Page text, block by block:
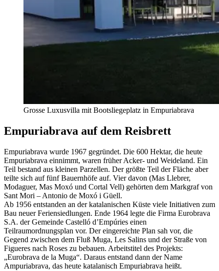
Grosse Luxusvilla mit Bootsliegeplatz in Empuriabrava
Empuriabrava auf dem Reisbrett
Empuriabrava wurde 1967 gegründet. Die 600 Hektar, die heute
Empuriabrava einnimmt, waren früher Acker- und Weideland. Ein
Teil bestand aus kleinen Parzellen. Der größte Teil der Fläche aber
teilte sich auf fünf Bauernhöfe auf. Vier davon (Mas Llebrer,
Modaguer, Mas Moxó und Cortal Vell) gehörten dem Markgraf von
Sant Mori – Antonio de Moxó i Güell.
Ab 1956 entstanden an der katalanischen Küste viele Initiativen zum
Bau neuer Feriensiedlungen. Ende 1964 legte die Firma Eurobrava
S.A. der Gemeinde Castelló d’Empúries einen
Teilraumordnungsplan vor. Der eingereichte Plan sah vor, die
Gegend zwischen dem Fluß Muga, Les Salins und der Straße von
Figueres nach Roses zu bebauen. Arbeitstitel des Projekts:
„Eurobrava de la Muga“. Daraus entstand dann der Name
Ampuriabrava, das heute katalanisch Empuriabrava heißt.